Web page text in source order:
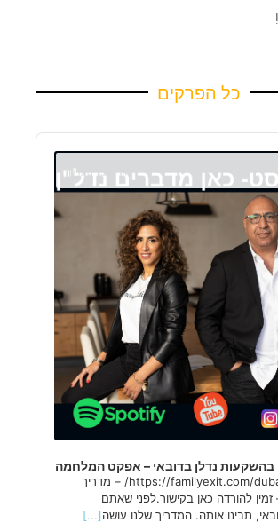
כל הפרקים
בהשקעות נדלן בדובאי – אפקט המלחמה
https://familyexit.com/dubaiguide2026/ – מדריך
2026 – זמין להורדה כאן בקישור.לפני שאתם
תבינו אותה. המדריך שלנו עושה[...]